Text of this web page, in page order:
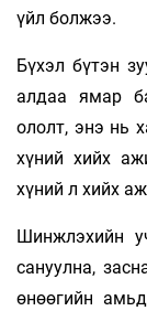
үйл болжээ.
Бүхэл бүтэн
алдаа ямар
ололт, энэ нь
хүний хийх
хүний л хийх
Шинжлэхийн
сануулна,
өнөөгийн